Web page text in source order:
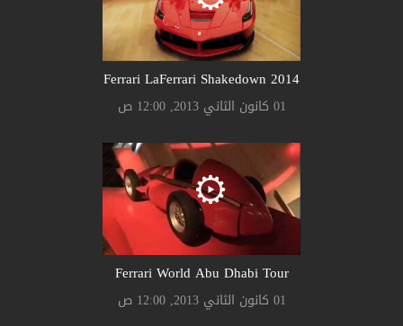
Ferrari LaFerrari Shakedown 2014
01 كانون الثاني 2013, 12:00 ص
Ferrari World Abu Dhabi Tour
01 كانون الثاني 2013, 12:00 ص